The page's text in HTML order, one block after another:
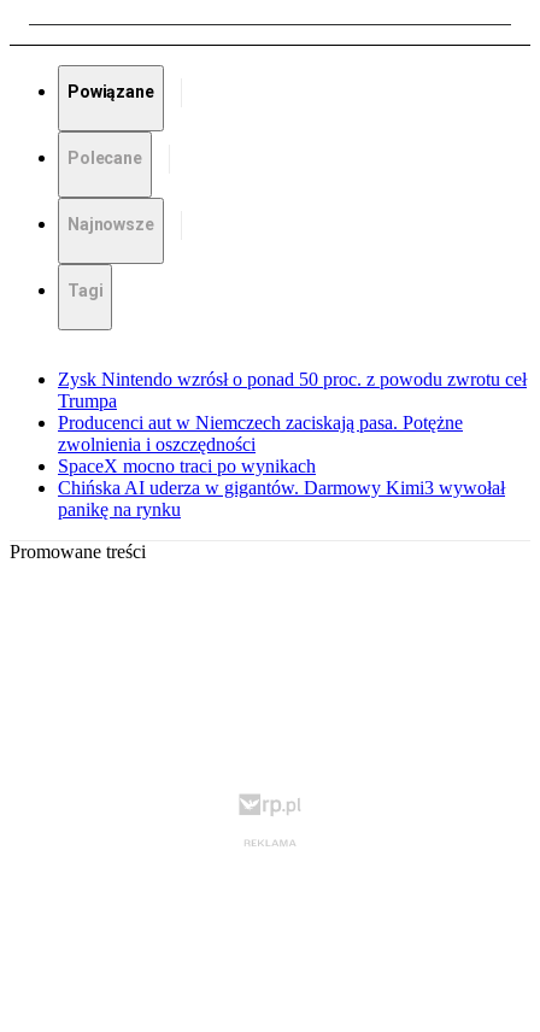
Powiązane
Polecane
Najnowsze
Tagi
Zysk Nintendo wzrósł o ponad 50 proc. z powodu zwrotu ceł
Trumpa
Producenci aut w Niemczech zaciskają pasa. Potężne
zwolnienia i oszczędności
SpaceX mocno traci po wynikach
Chińska AI uderza w gigantów. Darmowy Kimi3 wywołał
panikę na rynku
Promowane treści